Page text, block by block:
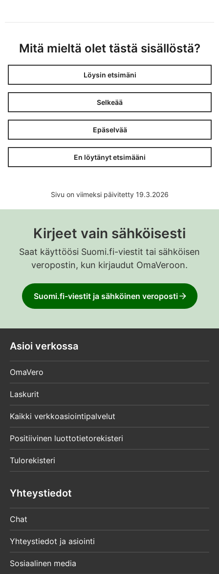
Mitä mieltä olet tästä sisällöstä?
Löysin etsimäni
Selkeää
Epäselvää
En löytänyt etsimääni
Sivu on viimeksi päivitetty 19.3.2026
Kirjeet vain sähköisesti
Saat käyttöösi Suomi.fi-viestit tai sähköisen
veropostin, kun kirjaudut OmaVeroon.
Suomi.fi-viestit ja sähköinen veroposti
Asioi verkossa
OmaVero
Laskurit
Kaikki verkkoasiointipalvelut
Positiivinen luottotietorekisteri
Tulorekisteri
Yhteystiedot
Chat
Yhteystiedot ja asiointi
Sosiaalinen media